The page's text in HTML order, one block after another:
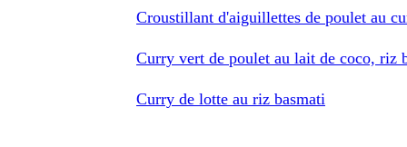
Croustillant d'aiguillettes de poulet au
Curry vert de poulet au lait de coco, riz
Curry de lotte au riz basmati